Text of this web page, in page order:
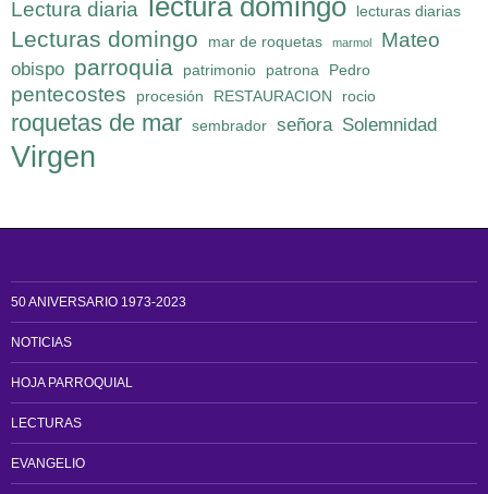
Lectura diaria lecturas diarias
Lecturas domingo mar de roquetas marmol Mateo
obispo parroquia patrimonio patrona Pedro
pentecostes procesión RESTAURACION rocio
roquetas de mar sembrador señora Solemnidad
Virgen
50 ANIVERSARIO 1973-2023
NOTICIAS
HOJA PARROQUIAL
LECTURAS
EVANGELIO